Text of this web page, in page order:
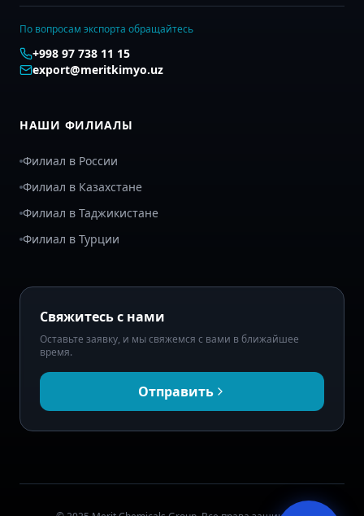
По вопросам экспорта обращайтесь
+998 97 738 11 15
export@meritkimyo.uz
НАШИ ФИЛИАЛЫ
Филиал в России
Филиал в Казахстане
Филиал в Таджикистане
Филиал в Турции
Свяжитесь с нами
Оставьте заявку, и мы свяжемся с вами в ближайшее
время.
Отправить